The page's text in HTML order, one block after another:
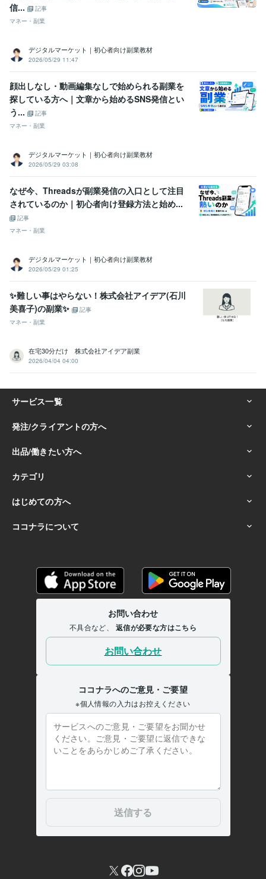
信...
記事
マネー・副業
デジタルマーケット｜初心者向け副業教材
2026/05/29 11:47
顔出しなし・動画編集なしで始められる副業を
探している方へ｜文章から始めるSNS発信とい
う...
記事
マネー・副業
デジタルマーケット｜初心者向け副業教材
2026/05/29 03:08
なぜ今、Threadsが副業発信の入口として注目
されているのか｜初心者向け登録方法と始め...
記事
マネー・副業
デジタルマーケット｜初心者向け副業教材
2026/05/29 01:25
✨難しい事はやらない！株式会社アイデア(石川
美喜子)の副業✨
記事
マネー・副業
在宅30分だけ 株式会社アイデア副業
2026/04/04 04:00